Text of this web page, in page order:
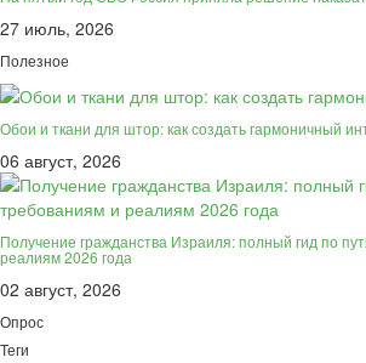
27 июль, 2026
Полезное
Обои и ткани для штор: как создать гармоничный
06 август, 2026
Получение гражданства Израиля: полный гид по
реалиям 2026 года
02 август, 2026
Опрос
Теги